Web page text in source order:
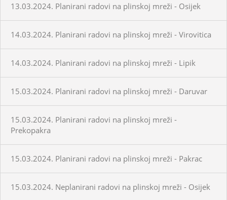
13.03.2024. Planirani radovi na plinskoj mreži - Osijek
14.03.2024. Planirani radovi na plinskoj mreži - Virovitica
14.03.2024. Planirani radovi na plinskoj mreži - Lipik
15.03.2024. Planirani radovi na plinskoj mreži - Daruvar
15.03.2024. Planirani radovi na plinskoj mreži -
Prekopakra
15.03.2024. Planirani radovi na plinskoj mreži - Pakrac
15.03.2024. Neplanirani radovi na plinskoj mreži - Osijek